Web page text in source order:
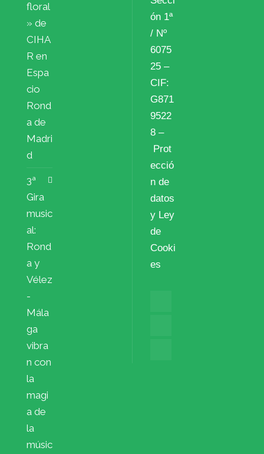
floral
» de
CIHA
R en
Espa
cio
Rond
a de
Madri
d
3ª
Gira
music
al:
Rond
a y
Vélez
-
Mála
ga
vibra
n con
la
magi
a de
la
músic
ón 1ª
/ Nº
6075
25 –
CIF:
G871
9522
8 –
Prot
ecció
n de
datos
y Ley
de
Cooki
es